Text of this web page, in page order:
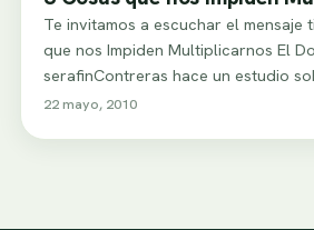
Te invitamos a escuchar el mensaje
que nos Impiden Multiplicarnos El
serafinContreras hace un estudio
22 mayo, 2010